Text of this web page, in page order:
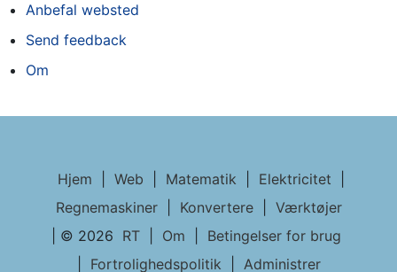
Anbefal websted
Send feedback
Om
Hjem Web Matematik Elektricitet
Regnemaskiner
Konvertere
Værktøjer
| © 2026 RT Om
Betingelser for brug
Fortrolighedspolitik Administrer